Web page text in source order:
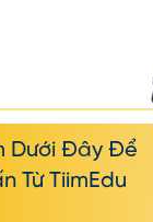
cứu sinh sau
Visa
cần
tăng từ 6.0 lên
đương),
Dưới Đây Để
Từ TiimEdu